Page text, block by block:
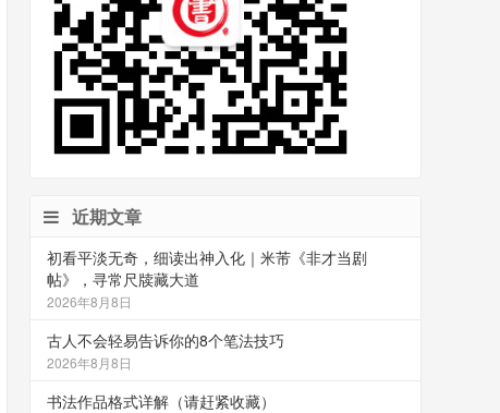
近期文章
初看平淡无奇，细读出神入化｜米芾《非才当剧
帖》，寻常尺牍藏大道
2026年8月8日
古人不会轻易告诉你的8个笔法技巧
2026年8月8日
书法作品格式详解（请赶紧收藏）